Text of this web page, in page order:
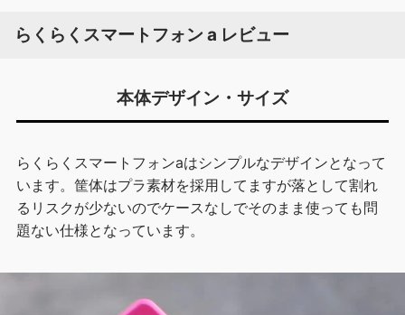
らくらくスマートフォン a レビュー
本体デザイン・サイズ
らくらくスマートフォンaはシンプルなデザインとなって
います。筐体はプラ素材を採用してますが落として割れ
るリスクが少ないのでケースなしでそのまま使っても問
題ない仕様となっています。